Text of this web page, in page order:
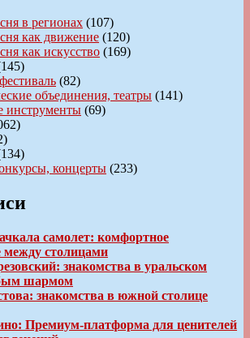
в регионах (107)
как движение (120)
как искусство (169)
(82)
объединения, театры (141)
инструменты (69)
концерты (233)
самолет: комфортное
между столицами
знакомства в уральском
шармом
знакомства в южной столице
Премиум-платформа для ценителей